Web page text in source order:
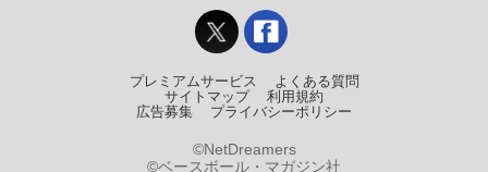
プレミアムサービス
よくある質問
サイトマップ
利用規約
広告募集
プライバシーポリシー
©NetDreamers
©ベースボール・マガジン社